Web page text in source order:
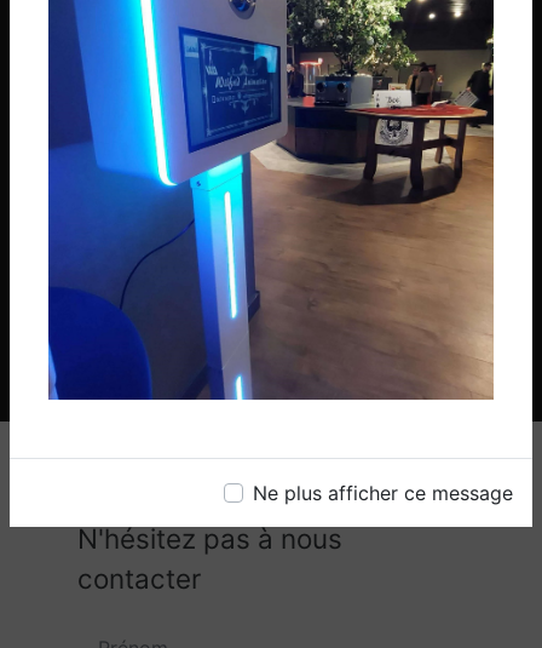
Ne plus afficher ce message
Téléphone
06 74 14 59 01
Email
wilfridanimation@orange.fr
N'hésitez pas à nous
contacter